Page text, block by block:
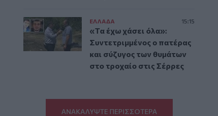
ΕΛΛAΔΑ 15:15
«Τα έχω χάσει όλα»:
Συντετριμμένος ο πατέρας
και σύζυγος των θυμάτων
στο τροχαίο στις Σέρρες
ΑΝΑΚΑΛΥΨΤΕ ΠΕΡΙΣΣΟΤΕΡΑ